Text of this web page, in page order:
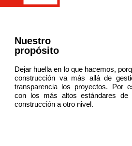
Nuestro
propósito
Dejar huella en lo que hacemos,
construcción va más allá de
transparencia los proyectos. Por
con los más altos estándares de
construcción a otro nivel.